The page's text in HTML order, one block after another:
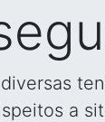
a